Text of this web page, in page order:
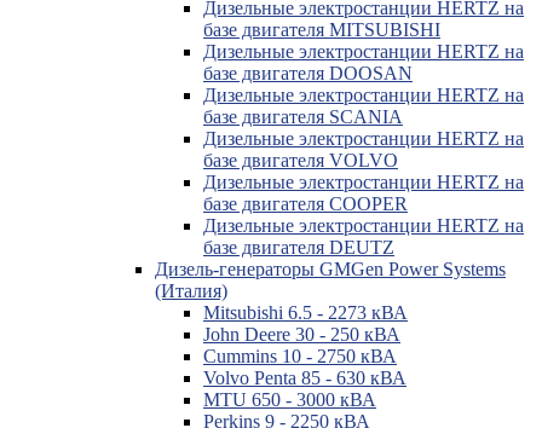
Дизельные электростанции HERTZ на
базе двигателя MITSUBISHI
Дизельные электростанции HERTZ на
базе двигателя DOOSAN
Дизельные электростанции HERTZ на
базе двигателя SCANIA
Дизельные электростанции HERTZ на
базе двигателя VOLVO
Дизельные электростанции HERTZ на
базе двигателя COOPER
Дизельные электростанции HERTZ на
базе двигателя DEUTZ
Дизель-генераторы GMGen Power Systems
(Италия)
Mitsubishi 6.5 - 2273 кВА
John Deere 30 - 250 кВА
Cummins 10 - 2750 кВА
Volvo Penta 85 - 630 кВА
MTU 650 - 3000 кВА
Perkins 9 - 2250 кВА